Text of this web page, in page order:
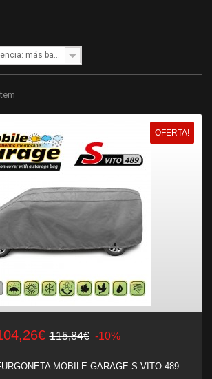
Referencia: más bajo primero
OFERTA!
115,84€ -10%
MOBILE GARAGE S VITO 489